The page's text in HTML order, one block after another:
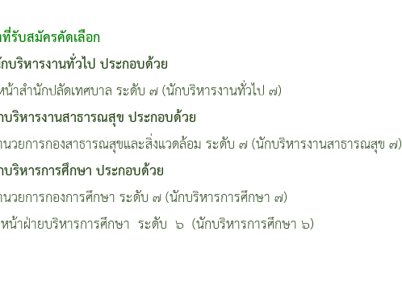
รับสมัครคัดเลือก
ริหารงานทั่วไป ประกอบด้วย
นักปลัดเทศบาล ระดับ ๗ (นักบริหารงานทั่วไป ๗)
ริหารงานสาธารณสุข ประกอบด้วย
ารกองสาธารณสุขและสิ่งแวดล้อม ระดับ ๗ (นักบริหารงานสาธารณสุข ๗)
ริหารการศึกษา ประกอบด้วย
ารกองการศึกษา ระดับ ๗ (นักบริหารการศึกษา ๗)
ยบริหารการศึกษา ระดับ ๖ (นักบริหารการศึกษา ๖)